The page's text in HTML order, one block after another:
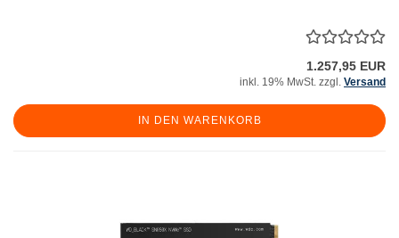
1.257,95 EUR
inkl. 19% MwSt. zzgl. Versand
IN DEN WARENKORB